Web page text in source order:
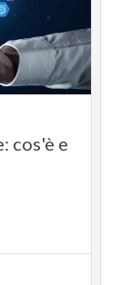
cos'è e